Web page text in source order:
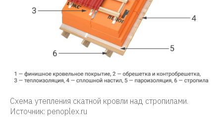
Схема утепления скатной кровли над стропилами.
Источник: penoplex.ru